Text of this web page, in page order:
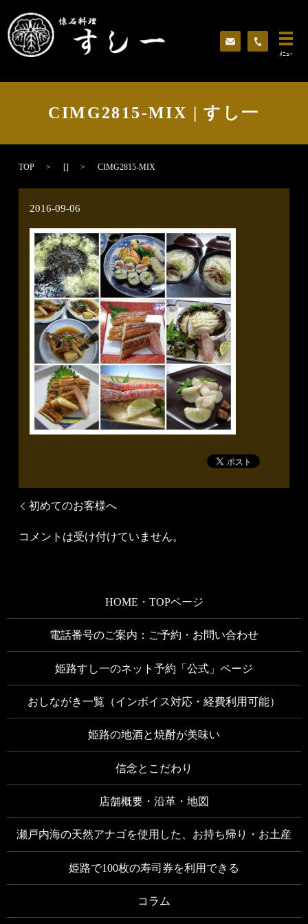
ﾒﾆｭｰ
CIMG2815-MIX | すし一
TOP [] CIMG2815-MIX
2016-09-06
初めてのお客様へ
コメントは受け付けていません。
HOME・TOPページ
電話番号のご案内：ご予約・お問い合わせ
姫路すし一のネット予約「公式」ページ
おしながき一覧（インボイス対応・経費利用可能）
姫路の地酒と焼酎が美味い
信念とこだわり
店舗概要・沿革・地図
瀬戸内海の天然アナゴを使用した、お持ち帰り・お土産
姫路で100枚の寿司券を利用できる
コラム